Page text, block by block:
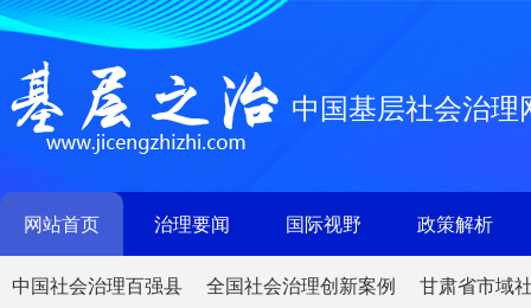
中国基层社会治理
网站首页 治理要闻 国际视野 政策解析
中国社会治理百强县 全国社会治理创新案例 甘肃省市域